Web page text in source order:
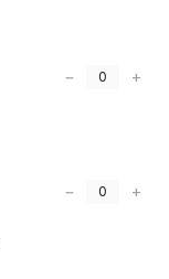
− 0 +
− 0 +